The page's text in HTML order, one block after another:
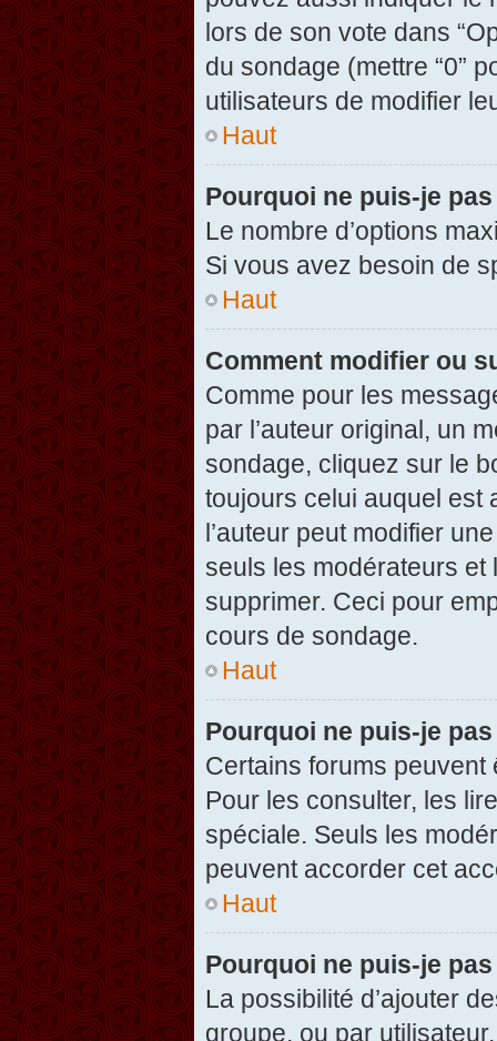
lors de son vote dans
du sondage (mettre “0”
utilisateurs de modifier
Haut
Pourquoi ne puis-je
Le nombre d’options
Si vous avez besoin de
Haut
Comment modifier ou
Comme pour les
par l’auteur original, un
sondage, cliquez sur le
toujours celui auquel est
l’auteur peut modifier
seuls les modérateurs et
supprimer. Ceci pour
cours de sondage.
Haut
Pourquoi ne puis-je
Certains forums
Pour les consulter, les
spéciale. Seuls les
peuvent accorder cet
Haut
Pourquoi ne puis-je
La possibilité d’ajouter
groupe, ou par